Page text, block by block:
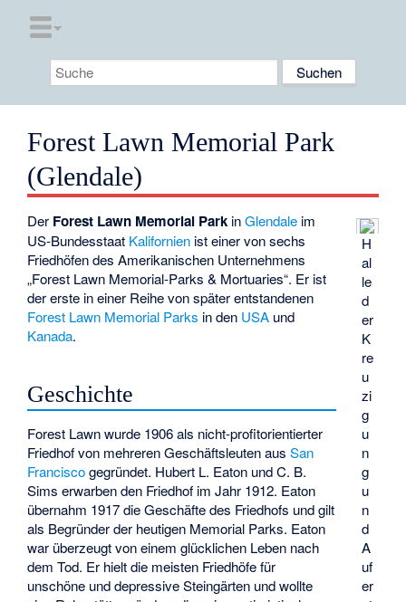
Forest Lawn Memorial Park
(Glendale)
H
al
le
d
er
K
re
u
zi
g
u
n
g
u
n
d
A
uf
er
Der Forest Lawn Memorial Park inGlendale im
US-Bundesstaat Kalifornien ist einer von sechs
Friedhöfen des Amerikanischen Unternehmens
„Forest Lawn Memorial-Parks & Mortuaries“. Er ist
der erste in einer Reihe von später entstandenen
Forest Lawn Memorial Parks in den USA und
Kanada.
Geschichte
Forest Lawn wurde 1906 als nicht-profitorientierter
Friedhof von mehreren Geschäftsleuten ausSan
Franciscogegründet. Hubert L. Eaton und C. B.
Sims erwarben den Friedhof im Jahr 1912. Eaton
übernahm 1917 die Geschäfte des Friedhofs und gilt
als Begründer der heutigen Memorial Parks. Eaton
war überzeugt von einem glücklichen Leben nach
dem Tod. Er hielt die meisten Friedhöfe für
unschöne und depressive Steingärten und wollte